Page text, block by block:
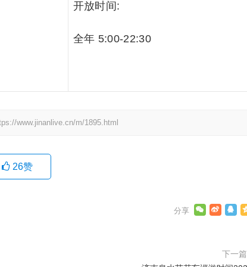
开放时间:
全年 5:00-22:30
www.jinanlive.cn/m/1895.html
26赞
下一